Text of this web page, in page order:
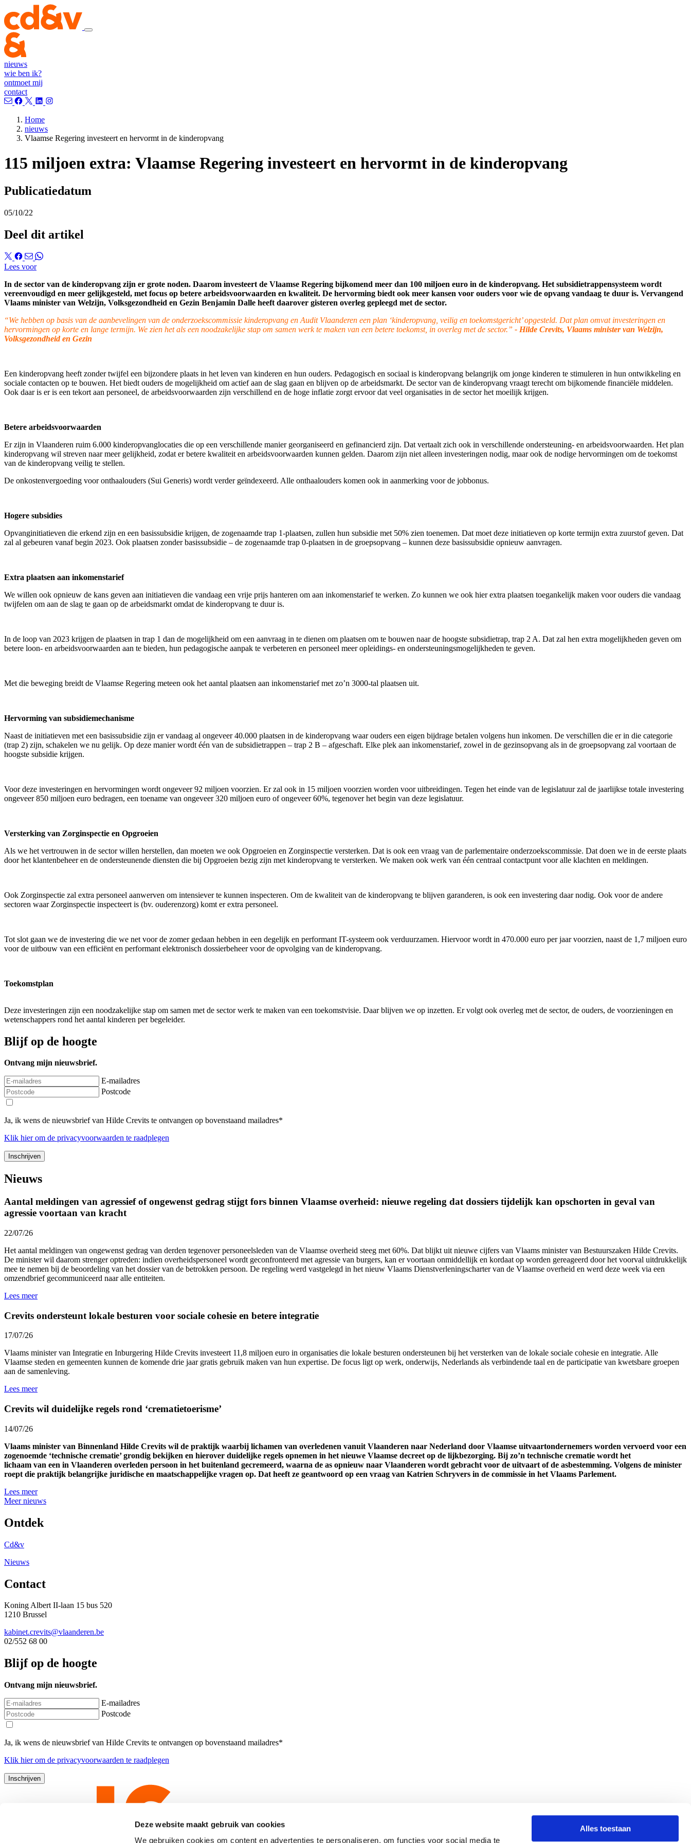
Deze website maakt gebruik van cookies
We gebruiken cookies om content en advertenties te personaliseren, om functies voor social media te
Alles toestaan
nieuws
wie ben ik?
ontmoet mij
contact
Home
nieuws
Vlaamse Regering investeert en hervormt in de kinderopvang
115 miljoen extra: Vlaamse Regering investeert en hervormt in de kinderopvang
Publicatiedatum
05/10/22
Deel dit artikel
Lees voor
In de sector van de kinderopvang zijn er grote noden. Daarom investeert de Vlaamse Regering bijkomend meer dan 100 miljoen euro in de kinderopvang. Het subsidietrappensysteem wordt
vereenvoudigd en meer gelijkgesteld, met focus op betere arbeidsvoorwaarden en kwaliteit. De hervorming biedt ook meer kansen voor ouders voor wie de opvang vandaag te duur is. Vervangend
Vlaams minister van Welzijn, Volksgezondheid en Gezin Benjamin Dalle heeft daarover gisteren overleg gepleegd met de sector.
“We hebben op basis van de aanbevelingen van de onderzoekscommissie kinderopvang en Audit Vlaanderen een plan ‘kinderopvang, veilig en toekomstgericht’ opgesteld. Dat plan omvat investeringen en
hervormingen op korte en lange termijn. We zien het als een noodzakelijke stap om samen werk te maken van een betere toekomst, in overleg met de sector.” - Hilde Crevits, Vlaams minister van Welzijn,
Volksgezondheid en Gezin
Een kinderopvang heeft zonder twijfel een bijzondere plaats in het leven van kinderen en hun ouders. Pedagogisch en sociaal is kinderopvang belangrijk om jonge kinderen te stimuleren in hun ontwikkeling en
sociale contacten op te bouwen. Het biedt ouders de mogelijkheid om actief aan de slag gaan en blijven op de arbeidsmarkt. De sector van de kinderopvang vraagt terecht om bijkomende financiële middelen.
Ook daar is er is een tekort aan personeel, de arbeidsvoorwaarden zijn verschillend en de hoge inflatie zorgt ervoor dat veel organisaties in de sector het moeilijk krijgen.
Betere arbeidsvoorwaarden
Er zijn in Vlaanderen ruim 6.000 kinderopvanglocaties die op een verschillende manier georganiseerd en gefinancierd zijn. Dat vertaalt zich ook in verschillende ondersteuning- en arbeidsvoorwaarden. Het plan
kinderopvang wil streven naar meer gelijkheid, zodat er betere kwaliteit en arbeidsvoorwaarden kunnen gelden. Daarom zijn niet alleen investeringen nodig, maar ook de nodige hervormingen om de toekomst
van de kinderopvang veilig te stellen.
De onkostenvergoeding voor onthaalouders (Sui Generis) wordt verder geïndexeerd. Alle onthaalouders komen ook in aanmerking voor de jobbonus.
Hogere subsidies
Opvanginitiatieven die erkend zijn en een basissubsidie krijgen, de zogenaamde trap 1-plaatsen, zullen hun subsidie met 50% zien toenemen. Dat moet deze initiatieven op korte termijn extra zuurstof geven. Dat
zal al gebeuren vanaf begin 2023. Ook plaatsen zonder basissubsidie – de zogenaamde trap 0-plaatsen in de groepsopvang – kunnen deze basissubsidie opnieuw aanvragen.
Extra plaatsen aan inkomenstarief
We willen ook opnieuw de kans geven aan initiatieven die vandaag een vrije prijs hanteren om aan inkomenstarief te werken. Zo kunnen we ook hier extra plaatsen toegankelijk maken voor ouders die vandaag
twijfelen om aan de slag te gaan op de arbeidsmarkt omdat de kinderopvang te duur is.
In de loop van 2023 krijgen de plaatsen in trap 1 dan de mogelijkheid om een aanvraag in te dienen om plaatsen om te bouwen naar de hoogste subsidietrap, trap 2 A. Dat zal hen extra mogelijkheden geven om
betere loon- en arbeidsvoorwaarden aan te bieden, hun pedagogische aanpak te verbeteren en personeel meer opleidings- en ondersteuningsmogelijkheden te geven.
Met die beweging breidt de Vlaamse Regering meteen ook het aantal plaatsen aan inkomenstarief met zo’n 3000-tal plaatsen uit.
Hervorming van subsidiemechanisme
Naast de initiatieven met een basissubsidie zijn er vandaag al ongeveer 40.000 plaatsen in de kinderopvang waar ouders een eigen bijdrage betalen volgens hun inkomen. De verschillen die er in die categorie
(trap 2) zijn, schakelen we nu gelijk. Op deze manier wordt één van de subsidietrappen – trap 2 B – afgeschaft. Elke plek aan inkomenstarief, zowel in de gezinsopvang als in de groepsopvang zal voortaan de
hoogste subsidie krijgen.
Voor deze investeringen en hervormingen wordt ongeveer 92 miljoen voorzien. Er zal ook in 15 miljoen voorzien worden voor uitbreidingen. Tegen het einde van de legislatuur zal de jaarlijkse totale investering
ongeveer 850 miljoen euro bedragen, een toename van ongeveer 320 miljoen euro of ongeveer 60%, tegenover het begin van deze legislatuur.
Versterking van Zorginspectie en Opgroeien
Als we het vertrouwen in de sector willen herstellen, dan moeten we ook Opgroeien en Zorginspectie versterken. Dat is ook een vraag van de parlementaire onderzoekscommissie. Dat doen we in de eerste plaats
door het klantenbeheer en de ondersteunende diensten die bij Opgroeien bezig zijn met kinderopvang te versterken. We maken ook werk van één centraal contactpunt voor alle klachten en meldingen.
Ook Zorginspectie zal extra personeel aanwerven om intensiever te kunnen inspecteren. Om de kwaliteit van de kinderopvang te blijven garanderen, is ook een investering daar nodig. Ook voor de andere
sectoren waar Zorginspectie inspecteert is (bv. ouderenzorg) komt er extra personeel.
Tot slot gaan we de investering die we net voor de zomer gedaan hebben in een degelijk en performant IT-systeem ook verduurzamen. Hiervoor wordt in 470.000 euro per jaar voorzien, naast de 1,7 miljoen euro
voor de uitbouw van een efficiënt en performant elektronisch dossierbeheer voor de opvolging van de kinderopvang.
Toekomstplan
Deze investeringen zijn een noodzakelijke stap om samen met de sector werk te maken van een toekomstvisie. Daar blijven we op inzetten. Er volgt ook overleg met de sector, de ouders, de voorzieningen en
wetenschappers rond het aantal kinderen per begeleider.
Blijf op de hoogte
Ontvang mijn nieuwsbrief.
E-mailadres
Postcode
Ja, ik wens de nieuwsbrief van Hilde Crevits te ontvangen op bovenstaand mailadres*
Klik hierom de privacyvoorwaarden te raadplegen
Nieuws
Aantal meldingen van agressief of ongewenst gedrag stijgt fors binnen Vlaamse overheid: nieuwe regeling dat dossiers tijdelijk kan opschorten in geval van
agressie voortaan van kracht
22/07/26
Het aantal meldingen van ongewenst gedrag van derden tegenover personeelsleden van de Vlaamse overheid steeg met 60%. Dat blijkt uit nieuwe cijfers van Vlaams minister van Bestuurszaken Hilde Crevits.
De minister wil daarom strenger optreden: indien overheidspersoneel wordt geconfronteerd met agressie van burgers, kan er voortaan onmiddellijk en kordaat op worden gereageerd door het voorval uitdrukkelijk
mee te nemen bij de beoordeling van het dossier van de betrokken persoon. De regeling werd vastgelegd in het nieuw Vlaams Dienstverleningscharter van de Vlaamse overheid en werd deze week via een
omzendbrief gecommuniceerd naar alle entiteiten.
Lees meer
Crevits ondersteunt lokale besturen voor sociale cohesie en betere integratie
17/07/26
Vlaams minister van Integratie en Inburgering Hilde Crevits investeert 11,8 miljoen euro in organisaties die lokale besturen ondersteunen bij het versterken van de lokale sociale cohesie en integratie. Alle
Vlaamse steden en gemeenten kunnen de komende drie jaar gratis gebruik maken van hun expertise. De focus ligt op werk, onderwijs, Nederlands als verbindende taal en de participatie van kwetsbare groepen
aan de samenleving.
Lees meer
Crevits wil duidelijke regels rond ‘crematietoerisme’
14/07/26
Vlaams minister van Binnenland Hilde Crevits wil de praktijk waarbij lichamen van overledenen vanuit Vlaanderen naar Nederland door Vlaamse uitvaartondernemers worden vervoerd voor een
zogenoemde ‘technische crematie’ grondig bekijken en hierover duidelijke regels opnemen in het nieuwe Vlaamse decreet op de lijkbezorging. Bij zo’n technische crematie wordt het
lichaam van een in Vlaanderen overleden persoon in het buitenland gecremeerd, waarna de as opnieuw naar Vlaanderen wordt gebracht voor de uitvaart of de asbestemming. Volgens de minister
roept die praktijk belangrijke juridische en maatschappelijke vragen op. Dat heeft ze geantwoord op een vraag van Katrien Schryvers in de commissie in het Vlaams Parlement.
Lees meer
Meer nieuws
Ontdek
Cd&v
Nieuws
Contact
Koning Albert II-laan 15 bus 520
1210 Brussel
kabinet.crevits@vlaanderen.be
02/552 68 00
Blijf op de hoogte
Ontvang mijn nieuwsbrief.
E-mailadres
Postcode
Ja, ik wens de nieuwsbrief van Hilde Crevits te ontvangen op bovenstaand mailadres*
Klik hierom de privacyvoorwaarden te raadplegen